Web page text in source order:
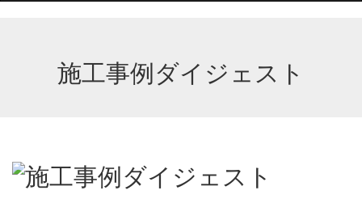
施工事例ダイジェスト